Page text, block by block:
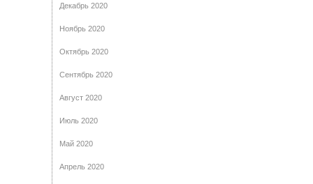
Декабрь 2020
Ноябрь 2020
Октябрь 2020
Сентябрь 2020
Август 2020
Июль 2020
Май 2020
Апрель 2020